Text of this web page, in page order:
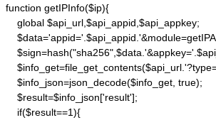
function getIPInfo($ip){
    global $api_url,$api_appid,$api_appkey;
    $info_json=json_decode($info_get, true);
    $result=$info_json['result'];
    if($result==1){